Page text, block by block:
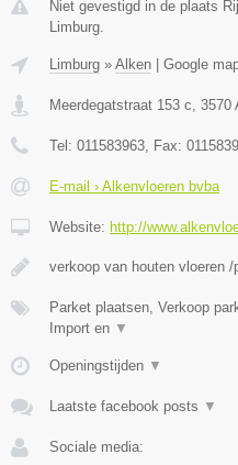
Niet gevestigd in de plaats
Limburg.
Limburg » Alken Google
Meerdegatstraat 153 c, 3570
Tel: 011583963, Fax:
E-mail › Alkenvloeren bvba
Website: http://
verkoop van houten vloeren /
Parket plaatsen, Verkoop
Import en ▼
Openingstijden ▼
Laatste facebook posts ▼
Sociale media: